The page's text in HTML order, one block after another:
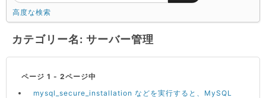
高度な検索
カテゴリー名: サーバー管理
ページ 1 - 2ページ中
mysql_secure_installation などを実行すると、MySQL